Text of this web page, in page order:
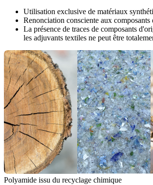
Utilisation exclusive de matériaux
Renonciation consciente aux
La présence de traces de composants
les adjuvants textiles ne peut être
Polyamide issu du recyclage chimique